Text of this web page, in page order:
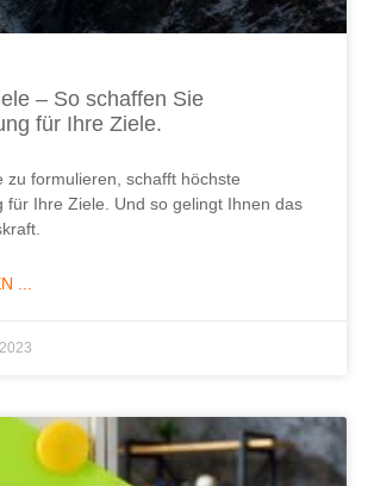
– So schaffen Sie
für Ihre Ziele.
zu formulieren, schafft höchste
für Ihre Ziele. Und so gelingt Ihnen das
...